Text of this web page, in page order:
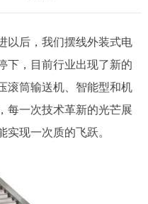
以后，我们摆线外装式电
下，目前行业出现了新的
滚筒输送机、智能型和机
每一次技术革新的光芒展
现一次质的飞跃。